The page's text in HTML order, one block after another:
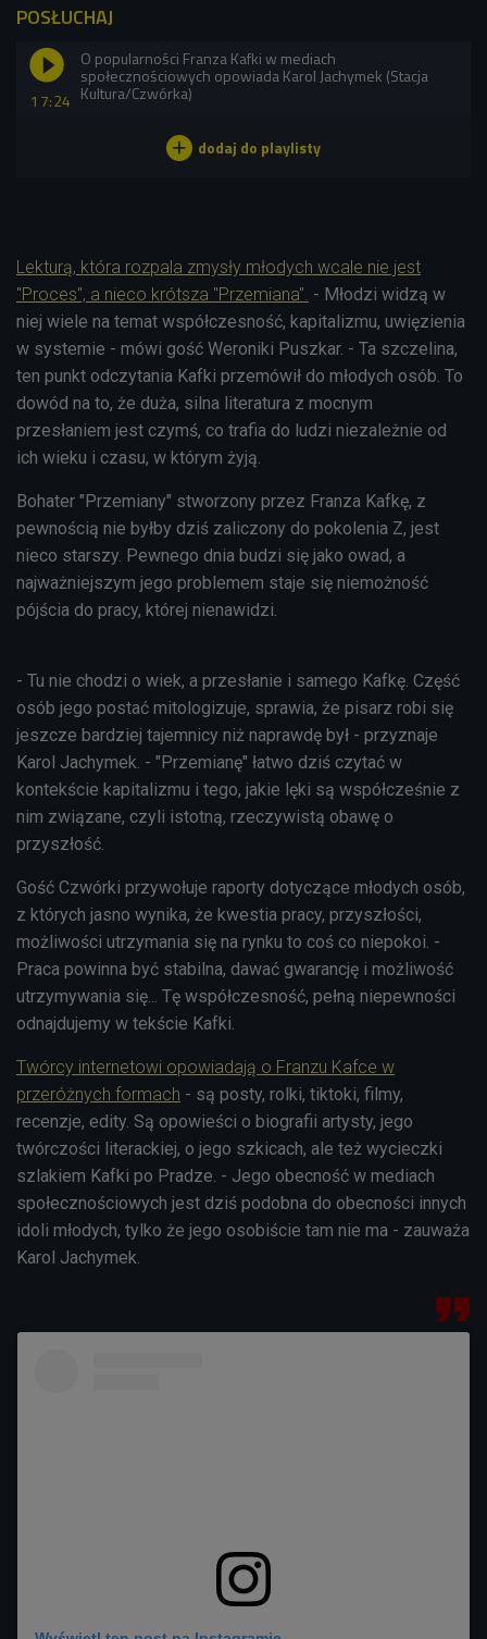
POSŁUCHAJ
17:24
O popularności Franza Kafki w mediach
społecznościowych opowiada Karol Jachymek (Stacja
Kultura/Czwórka)
Lekturą, która rozpala zmysły młodych wcale nie jest
"Proces", a nieco krótsza "Przemiana". - Młodzi widzą w
niej wiele na temat współczesność, kapitalizmu, uwięzienia
w systemie - mówi gość Weroniki Puszkar. - Ta szczelina,
ten punkt odczytania Kafki przemówił do młodych osób. To
dowód na to, że duża, silna literatura z mocnym
przesłaniem jest czymś, co trafia do ludzi niezależnie od
ich wieku i czasu, w którym żyją.
Bohater "Przemiany" stworzony przez Franza Kafkę, z
pewnością nie byłby dziś zaliczony do pokolenia Z, jest
nieco starszy. Pewnego dnia budzi się jako owad, a
najważniejszym jego problemem staje się niemożność
pójścia do pracy, której nienawidzi.
- Tu nie chodzi o wiek, a przesłanie i samego Kafkę. Część
osób jego postać mitologizuje, sprawia, że pisarz robi się
jeszcze bardziej tajemnicy niż naprawdę był - przyznaje
Karol Jachymek. - "Przemianę" łatwo dziś czytać w
kontekście kapitalizmu i tego, jakie lęki są współcześnie z
nim związane, czyli istotną, rzeczywistą obawę o
przyszłość.
Gość Czwórki przywołuje raporty dotyczące młodych osób,
z których jasno wynika, że kwestia pracy, przyszłości,
możliwości utrzymania się na rynku to coś co niepokoi. -
Praca powinna być stabilna, dawać gwarancję i możliwość
utrzymywania się... Tę współczesność, pełną niepewności
odnajdujemy w tekście Kafki.
Twórcy internetowi opowiadają o Franzu Kafce w
przeróżnych formach - są posty, rolki, tiktoki, filmy,
recenzje, edity. Są opowieści o biografii artysty, jego
twórczości literackiej, o jego szkicach, ale też wycieczki
szlakiem Kafki po Pradze. - Jego obecność w mediach
społecznościowych jest dziś podobna do obecności innych
idoli młodych, tylko że jego osobiście tam nie ma - zauważa
Karol Jachymek.